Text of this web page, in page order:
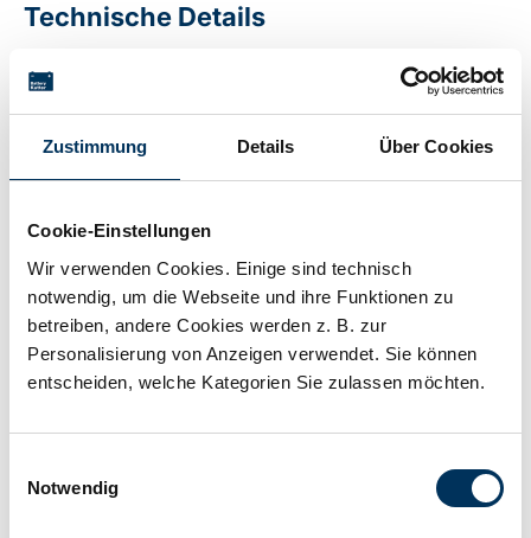
Zustimmung Details Über Cookies
Cookie-Einstellungen
Wir verwenden Cookies. Einige sind technisch
notwendig, um die Webseite und ihre Funktionen zu
betreiben, andere Cookies werden z. B. zur
Personalisierung von Anzeigen verwendet. Sie können
entscheiden, welche Kategorien Sie zulassen möchten.
Notwendig
Technische Details
Kapazität: 44Ah
Technologie: Blei Säure
Hersteller: Intact